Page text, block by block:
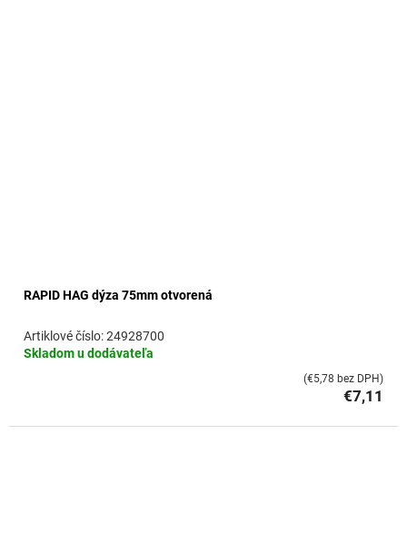
RAPID HAG dýza 75mm otvorená
Skladom u dodávateľa
24928700
€7,11
(€5,78 bez DPH)